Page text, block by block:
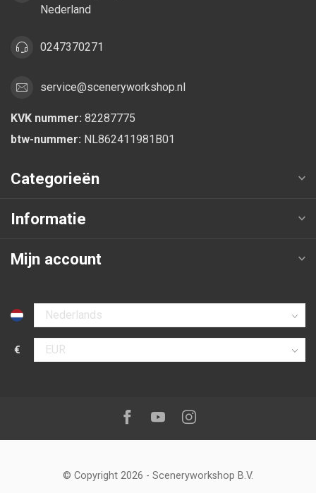
Nederland
0247370271
service@sceneryworkshop.nl
KVK nummer: 82287775
btw-nummer: NL862411981B01
Categorieën
Informatie
Mijn account
Selecteer taal
€
Selecteer valuta
Volg ons op:Facebook
YoutubeInstagram
© Copyright 2026 - Sceneryworkshop B.V.